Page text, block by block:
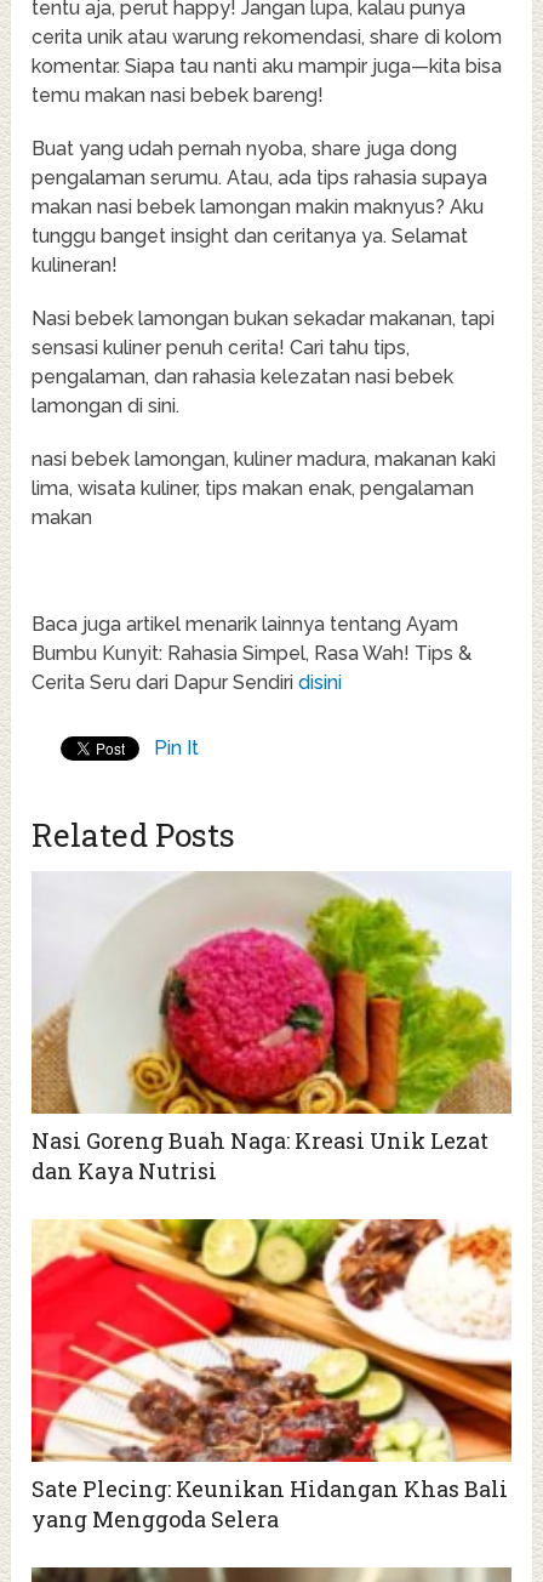
tentu aja, perut happy! Jangan lupa, kalau punya
cerita unik atau warung rekomendasi, share di kolom
komentar. Siapa tau nanti aku mampir juga—kita bisa
temu makan nasi bebek bareng!
Buat yang udah pernah nyoba, share juga dong
pengalaman serumu. Atau, ada tips rahasia supaya
makan nasi bebek lamongan makin maknyus? Aku
tunggu banget insight dan ceritanya ya. Selamat
kulineran!
Nasi bebek lamongan bukan sekadar makanan, tapi
sensasi kuliner penuh cerita! Cari tahu tips,
pengalaman, dan rahasia kelezatan nasi bebek
lamongan di sini.
nasi bebek lamongan, kuliner madura, makanan kaki
lima, wisata kuliner, tips makan enak, pengalaman
makan
Baca juga artikel menarik lainnya tentang Ayam
Bumbu Kunyit: Rahasia Simpel, Rasa Wah! Tips &
Cerita Seru dari Dapur Sendiridisini
Pin It
Related Posts
Nasi Goreng Buah Naga: Kreasi Unik Lezat
dan Kaya Nutrisi
Sate Plecing: Keunikan Hidangan Khas Bali
yang Menggoda Selera